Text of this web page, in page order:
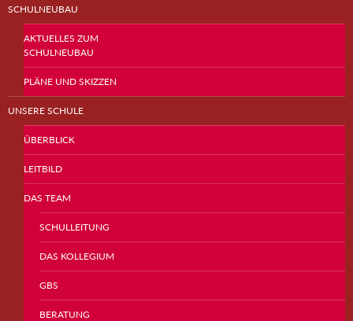
SCHULNEUBAU
AKTUELLES ZUM
SCHULNEUBAU
PLÄNE UND SKIZZEN
UNSERE SCHULE
ÜBERBLICK
LEITBILD
DAS TEAM
SCHULLEITUNG
DAS KOLLEGIUM
GBS
BERATUNG